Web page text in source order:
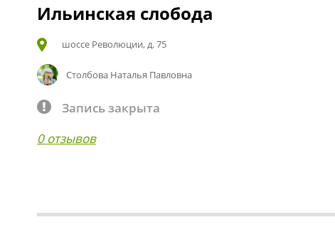
Ильинская слобода
шоссе Революции, д. 75
Столбова Наталья Павловна
Запись закрыта
0 отзывов